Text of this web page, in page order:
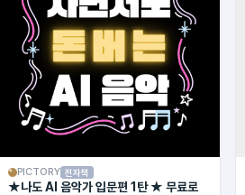
PICTORY 전자책
★나도 AI 음악가 입문편 1탄 ★ 무료로